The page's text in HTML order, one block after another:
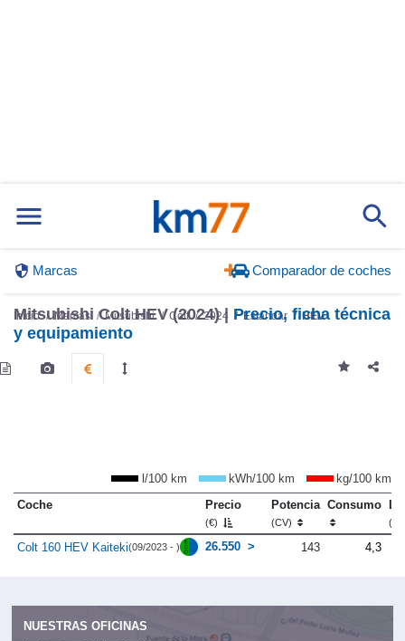
Marcas Comparador de coches
Inicio Marcas Mitsubishi Colt 2024 Estándar HEV
Mitsubishi Colt HEV (2024) | Precio, ficha técnica
y equipamiento
l/100 km kWh/100 km
kg/100 km
Coche
Precio
(€)
Potencia
(CV)
Consumo
Colt 160 HEV Kaiteki(09/2023 - ) 26.550 143 4,3
NUESTRAS OFICINAS